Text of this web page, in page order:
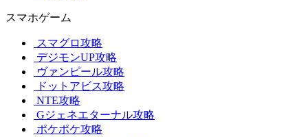
スマホゲーム
スマグロ攻略
デジモンUP攻略
ヴァンピール攻略
ドットアビス攻略
NTE攻略
Gジェネエターナル攻略
ポケポケ攻略